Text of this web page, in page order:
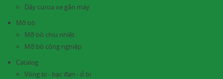
Dây curoa xe gắn máy
Mỡ bò
Mỡ bò chịu nhiệt
Mỡ bò công nghiệp
Catalog
Vòng bi - bạc đạn - ổ bi